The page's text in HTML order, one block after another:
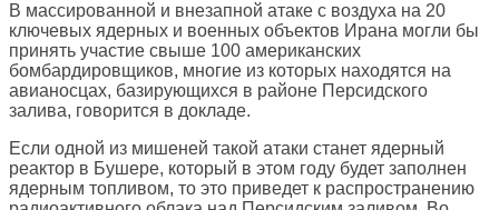
В массированной и внезапной атаке с воздуха на 20
ключевых ядерных и военных объектов Ирана могли бы
принять участие свыше 100 американских
бомбардировщиков, многие из которых находятся на
авианосцах, базирующихся в районе Персидского
залива, говорится в докладе.
Если одной из мишеней такой атаки станет ядерный
реактор в Бушере, который в этом году будет заполнен
ядерным топливом, то это приведет к распространению